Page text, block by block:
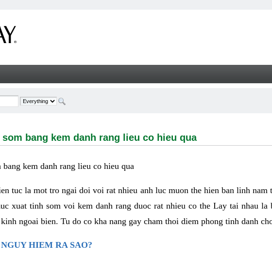
bang kem danh rang lieu co hieu qua - Welcome
bang kem danh rang lieu co hieu qua
kem danh rang lieu co hieu qua
tuc la mot tro ngai doi voi rat nhieu anh luc muon the hien ban linh nam
xuat tinh som voi kem danh rang duoc rat nhieu co the Lay tai nhau
ngoai bien. Tu do co kha nang gay cham thoi diem phong tinh danh
HIEM RA SAO?